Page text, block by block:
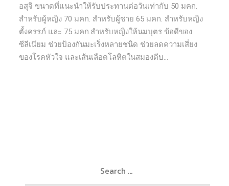
อสุจิ ขนาดที่แนะนำให้รับประทานต่อวันเท่ากับ 50 มคก.
สำหรับผู้หญิง 70 มคก. สำหรับผู้ชาย 65 มคก. สำหรับหญิง
ตั้งครรภ์ และ 75 มคก.สำหรับหญิงให้นมบุตร ข้อดีของ
ซีลีเนียม ช่วยป้องกันมะเร็งหลายชนิด ช่วยลดความเสี่ยง
ของโรคหัวใจ และเส้นเลือดโลหิตในสมองตีบ...